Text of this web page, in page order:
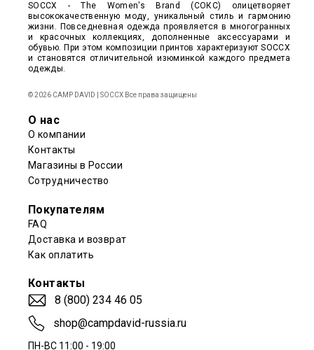
SOCCX - The Women's Brand (СОКС) олицетворяет
высококачественную моду, уникальный стиль и гармонию
жизни. Повседневная одежда проявляется в многогранных
и красочных коллекциях, дополненные аксессуарами и
обувью. При этом композиции принтов характеризуют SOCCX
и становятся отличительной изюминкой каждого предмета
одежды.
© 2026 CAMP DAVID | SOCCX Все права защищены
О нас
О компании
Контакты
Магазины в России
Сотрудничество
Покупателям
FAQ
Доставка и возврат
Как оплатить
Контакты
8 (800) 234 46 05
shop@campdavid-russia.ru
ПН-ВС 11:00 - 19:00